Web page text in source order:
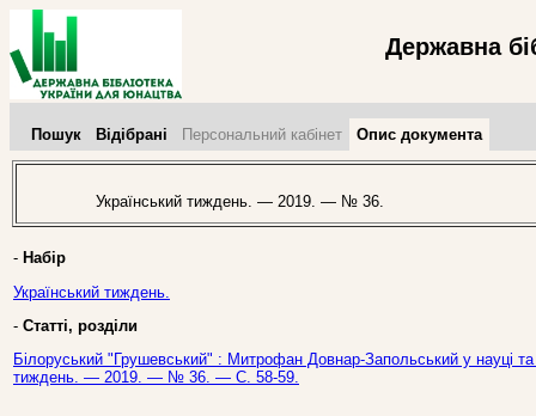
Державна
Пошук Відібрані Персональний кабінет Опис документа
Український тиждень. — 2019. — № 36.
- Набір
Український тиждень.
- Статті, розділи
Білоруський "Грушевський" : Митрофан Довнар-Запольський у науці
тиждень. — 2019. — № 36. — С. 58-59.